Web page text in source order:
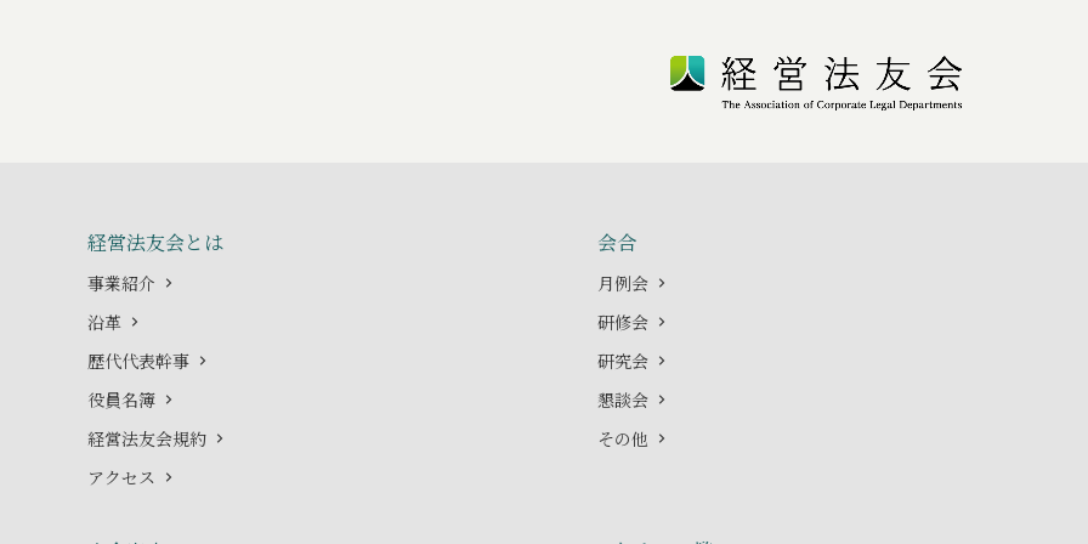
経営法友会とは
事業紹介
沿革
歴代代表幹事
役員名簿
経営法友会規約
アクセス
会合
月例会
研修会
研究会
懇談会
その他